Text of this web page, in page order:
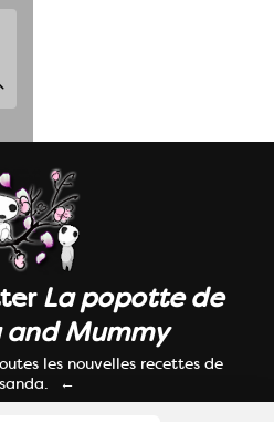
La popotte de
and Mummy
les nouvelles recettes de